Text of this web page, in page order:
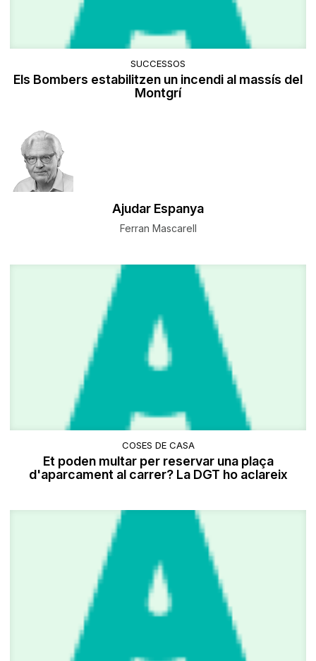
SUCCESSOS
Els Bombers estabilitzen un incendi al massís del
Montgrí
Ajudar Espanya
Ferran Mascarell
COSES DE CASA
Et poden multar per reservar una plaça
d'aparcament al carrer? La DGT ho aclareix